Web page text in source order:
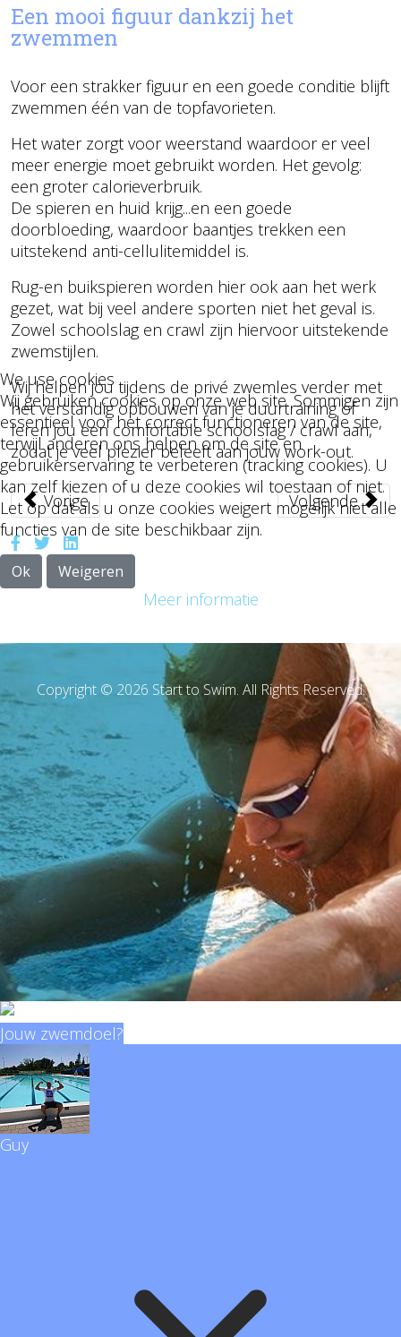
Een mooi figuur dankzij het
zwemmen
Voor een strakker figuur en een goede conditie blijft
zwemmen één van de topfavorieten.
Het water zorgt voor weerstand waardoor er veel
meer energie moet gebruikt worden. Het gevolg:
een groter calorieverbruik.
De spieren en huid krijg...en een goede
doorbloeding, waardoor baantjes trekken een
uitstekend anti-cellulitemiddel is.
Rug-en buikspieren worden hier ook aan het werk
gezet, wat bij veel andere sporten niet het geval is.
Zowel schoolslag en crawl zijn hiervoor uitstekende
zwemstijlen.
Wij helpen jou tijdens de privé zwemles verder met
het verstandig opbouwen van je duurtraining of
leren jou een comfortable schoolslag / crawl aan,
zodat je veel plezier beleeft aan jouw work-out.
Vorig artikel: Onder water met je ogen open voor
Vorige Volgende
Volgende
Copyright © 2026 Start to Swim. All Rights Reserved.
Jouw zwemdoel?
Guy
We use cookies
Wij gebruiken cookies op onze web site. Sommigen zijn
essentieel voor het correct functioneren van de site,
terwijl anderen ons helpen om de site en
gebruikerservaring te verbeteren (tracking cookies). U
kan zelf kiezen of u deze cookies wil toestaan of niet.
Let op dat als u onze cookies weigert mogelijk niet alle
functies van de site beschikbaar zijn.
Ok Weigeren
Meer informatie